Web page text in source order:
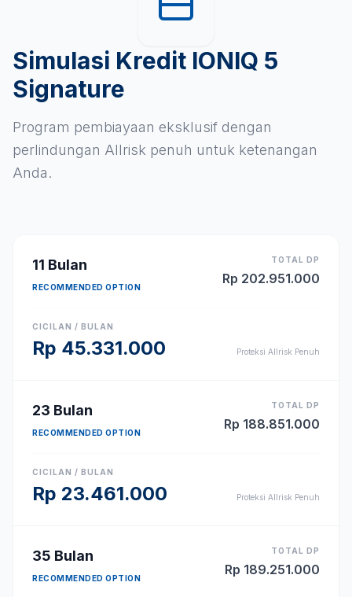
Simulasi Kredit IONIQ 5
Signature
Program pembiayaan eksklusif dengan
perlindungan Allrisk penuh untuk ketenangan
Anda.
11 Bulan
RECOMMENDED OPTION
TOTAL DP
Rp 202.951.000
CICILAN / BULAN
Rp 45.331.000 Proteksi Allrisk Penuh
23 Bulan
RECOMMENDED OPTION
TOTAL DP
Rp 188.851.000
CICILAN / BULAN
Rp 23.461.000 Proteksi Allrisk Penuh
35 Bulan
RECOMMENDED OPTION
TOTAL DP
Rp 189.251.000